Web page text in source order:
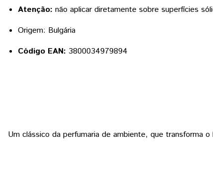
Atenção: não aplicar diretamente sobre superfícies
Origem: Bulgária
Código EAN: 3800034979894
Um clássico da perfumaria de ambiente, que transforma